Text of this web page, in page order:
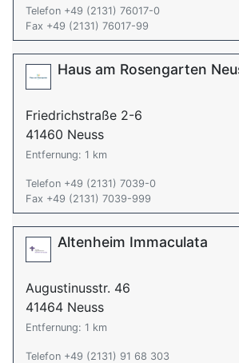
Telefon +49 (2131) 76017-0
Fax +49 (2131) 76017-99
Haus am Rosengarten
Friedrichstraße 2-6
41460 Neuss
Entfernung: 1 km
Telefon +49 (2131) 7039-0
Fax +49 (2131) 7039-999
Altenheim Immaculata
Augustinusstr. 46
41464 Neuss
Entfernung: 1 km
Telefon +49 (2131) 91 68 303